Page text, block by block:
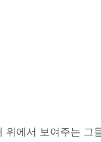
에서 보여주는 그